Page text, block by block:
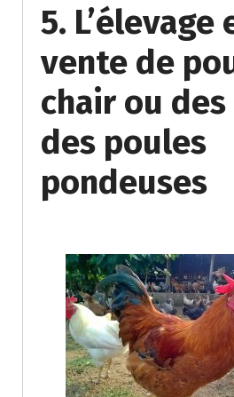
5.
vente de
chair ou
des poules
pondeuses